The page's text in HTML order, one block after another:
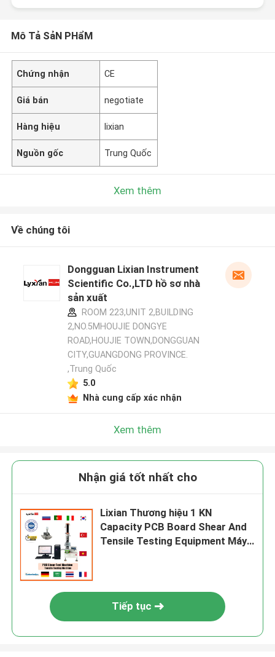
Mô Tả SảN PHẩM
Chứng nhận CE
Giá bán negotiate
Hàng hiệu lixian
Nguồn gốc Trung Quốc
Xem thêm
Về chúng tôi
Dongguan Lixian Instrument
Scientific Co.,LTD hồ sơ nhà
sản xuất
ROOM 223,UNIT 2,BUILDING
2,NO.5MHOUJIE DONGYE
ROAD,HOUJIE TOWN,DONGGUAN
CITY,GUANGDONG PROVINCE.
,Trung Quốc
5.0
Nhà cung cấp xác nhận
Xem thêm
Nhận giá tốt nhất cho
Lixian Thương hiệu 1 KN
Capacity PCB Board Shear And
Tensile Testing Equipment Máy
Tiếp tục